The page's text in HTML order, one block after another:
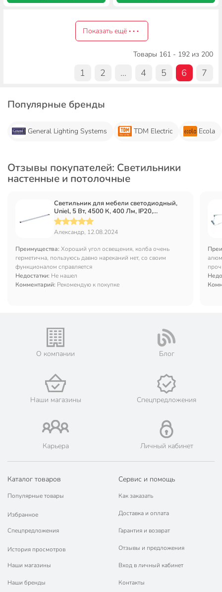
Показать ещё
Товары 161 - 192 из 200
1 2 ... 4 5 6 7
Популярные бренды
General Lighting Systems TDM Electric Ecola
Отзывы покупателей: Светильники
настенные и потолочные
Светильник для мебели светодиодный,
Uniel, 5 Вт, 4500 К, 400 Лм, IP20,
50х2.5х0.9 см, UL-00008287
Александр, 12.08.2024
Преимущества: Хороший угол освещения, колба очень
герметична, пользуюсь давно нареканий нет, со своим
функционалом справляется
Недостатки: Не нашел
Комментарий: Рекомендую к покупке
О компании Блог
Наши магазины Спецпредложения
Карьера Личный кабинет
Каталог товаров
Популярные товары
Избранное
Спецпредложения
История просмотров
Наши магазины
Наши бренды
Сервис и помощь
Как заказать
Доставка и оплата
Гарантия и возврат
Отзывы и предложения
Вход в личный кабинет
Контакты